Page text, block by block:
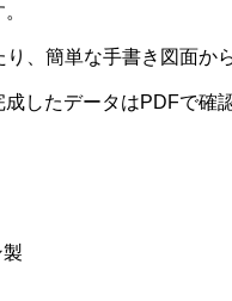
、簡単な手書き図面か
したデータはPDFで確